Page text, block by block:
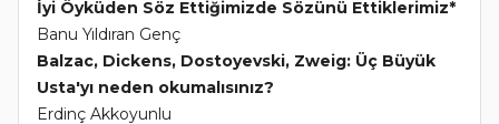
İyi Öyküden Söz Ettiğimizde Sözünü Ettiklerimiz*
Banu Yıldıran Genç
Balzac, Dickens, Dostoyevski, Zweig: Üç Büyük
Usta'yı neden okumalısınız?
Erdinç Akkoyunlu